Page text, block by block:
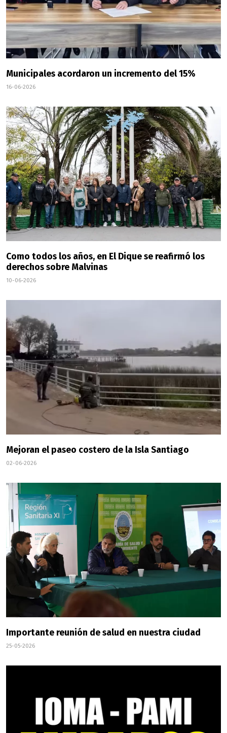
Municipales acordaron un incremento del 15%
16-06-2026
Como todos los años, en El Dique se reafirmó los
derechos sobre Malvinas
10-06-2026
Mejoran el paseo costero de la Isla Santiago
02-06-2026
Importante reunión de salud en nuestra ciudad
25-05-2026